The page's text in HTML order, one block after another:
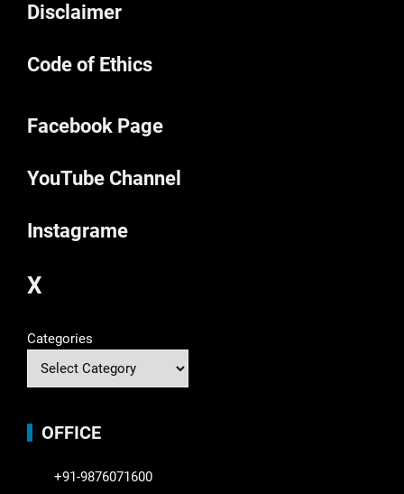
Disclaimer
Code of Ethics
Facebook Page
YouTube Channel
Instagrame
X
Categories
OFFICE
+91-9876071600